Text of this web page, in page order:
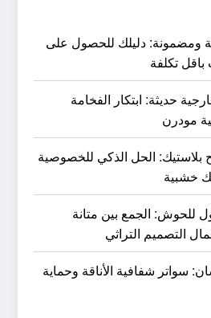
ومضمونة: دليلك للحصول على
تكلفة
حديثة: ابتكار الفخامة
مودرن
بلاستيك: الحل الذكي للخصوصية
خشبية
للحوش: الجمع بين متانة
التصميم التراثي
سواتر شفافية الأناقة وحماية